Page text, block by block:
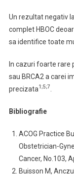
Un rezultat negativ
complet HBOC
sa identifice toate
In cazuri foarte rare
sau BRCA2 a carei
precizata1;5;7
Bibliografie
ACOG Practice
Obstetrician-
Cancer, No.103,
Buisson M,